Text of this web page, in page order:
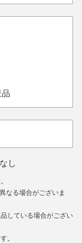
し
なる場合がございま
している場合がござい
。